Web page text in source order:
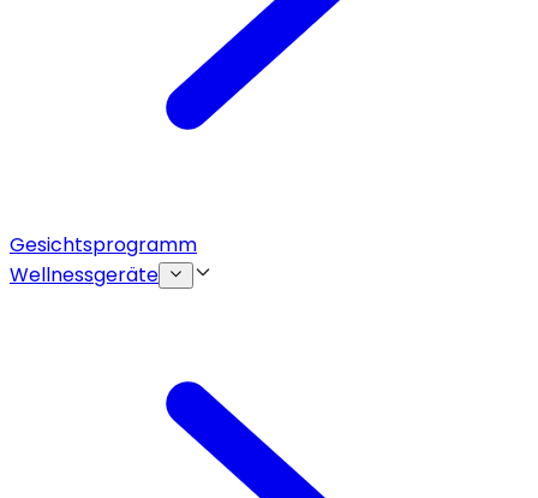
Gesichtsprogramm
Wellnessgeräte